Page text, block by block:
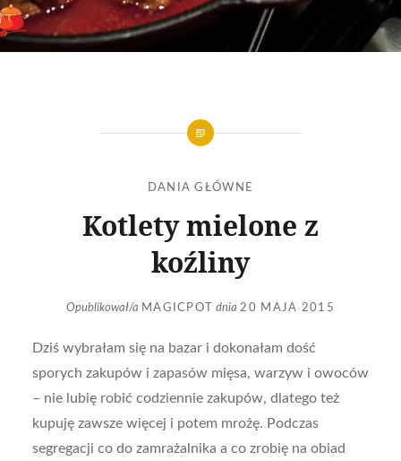
DANIA GŁÓWNE
Kotlety mielone z
koźliny
Opublikował/a MAGICPOT dnia 20 MAJA 2015
Dziś wybrałam się na bazar i dokonałam dość
sporych zakupów i zapasów mięsa, warzyw i owoców
– nie lubię robić codziennie zakupów, dlatego też
kupuję zawsze więcej i potem mrożę. Podczas
segregacji co do zamrażalnika a co zrobię na obiad